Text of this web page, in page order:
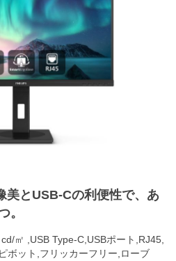
美とUSB-Cの利便性で、あ
。
㎡ ,USB Type-C,USBポート,RJ45,
ボット,フリッカーフリー,ローブ